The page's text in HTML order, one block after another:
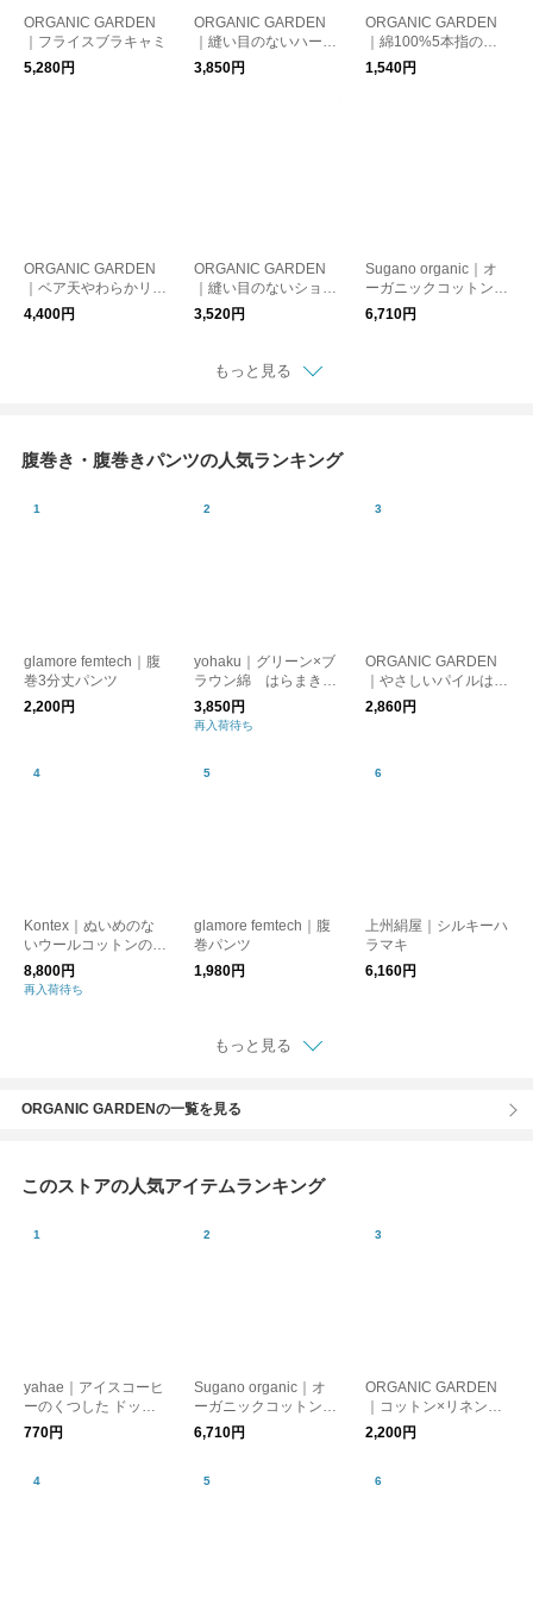
ORGANIC GARDEN
｜フライスブラキャミ
5,280円
ORGANIC GARDEN
｜縫い目のないハーフ
パンツ
3,850円
ORGANIC GARDEN
｜綿100%5本指の重
ね履きインナーソック
ス
1,540円
ORGANIC GARDEN
｜ベア天やわらかリラ
ックスブラ
4,400円
ORGANIC GARDEN
｜縫い目のないショー
トパンツ
3,520円
Sugano organic｜オ
ーガニックコットンの
ブラタンクトップ【肌
着・インナー】
6,710円
もっと見る
腹巻き・腹巻きパンツの人気ランキング
glamore femtech｜腹
巻3分丈パンツ
2,200円
yohaku｜グリーン×ブ
ラウン綿 はらまきシ
ョーツ
3,850円
再入荷待ち
ORGANIC GARDEN
｜やさしいパイルはら
まき ロング丈
2,860円
Kontex｜ぬいめのな
いウールコットンのは
らまきレギンス／温活
8,800円
再入荷待ち
glamore femtech｜腹
巻パンツ
1,980円
上州絹屋｜シルキーハ
ラマキ
6,160円
もっと見る
ORGANIC GARDENの一覧を見る
このストアの人気アイテムランキング
yahae｜アイスコーヒ
ーのくつした ドッ
ト・ニワトリ【ギフ
ト】【生活雑貨】
770円
Sugano organic｜オ
ーガニックコットンの
ブラタンクトップ【肌
着・インナー】
6,710円
ORGANIC GARDEN
｜コットン×リネン
サンダルソックス【靴
下 ソックス】
2,200円